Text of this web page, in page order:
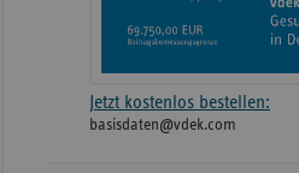
Jetzt kostenlos bestellen:
basisdaten@vdek.com